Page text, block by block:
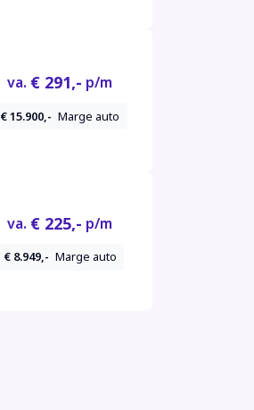
va. € 291,- p/m
€ 15.900,- Marge auto
va. € 225,- p/m
€ 8.949,- Marge auto